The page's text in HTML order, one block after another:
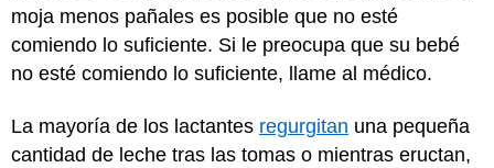
moja menos pañales es posible que no esté
comiendo lo suficiente. Si le preocupa que su bebé
no esté comiendo lo suficiente, llame al médico.
La mayoría de los lactantes regurgitan una pequeña
cantidad de leche tras las tomas o mientras eructan,